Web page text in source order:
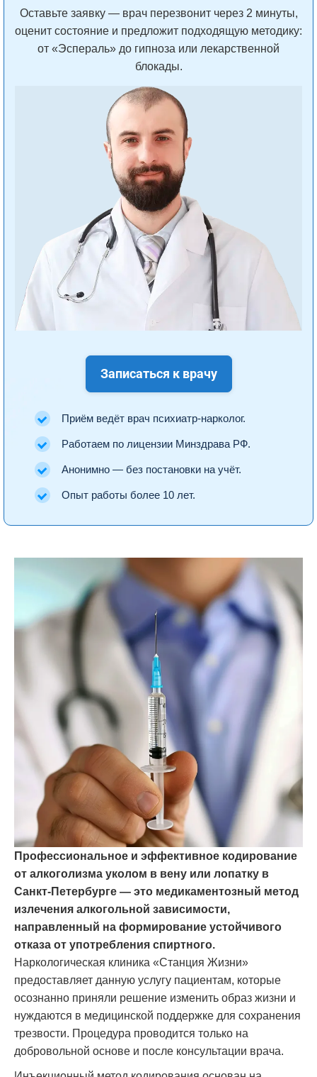
Оставьте заявку — врач перезвонит через 2 минуты,
оценит состояние и предложит подходящую методику:
от «Эспераль» до гипноза или лекарственной
блокады.
Записаться к врачу
Приём ведёт врач психиатр-нарколог.
Работаем по лицензии Минздрава РФ.
Анонимно — без постановки на учёт.
Опыт работы более 10 лет.
Профессиональное и эффективное кодирование
от алкоголизма уколом в вену или лопатку в
Санкт-Петербурге — это медикаментозный метод
излечения алкогольной зависимости,
направленный на формирование устойчивого
отказа от употребления спиртного.
Наркологическая клиника «Станция Жизни»
предоставляет данную услугу пациентам, которые
осознанно приняли решение изменить образ жизни и
нуждаются в медицинской поддержке для сохранения
трезвости. Процедура проводится только на
добровольной основе и после консультации врача.